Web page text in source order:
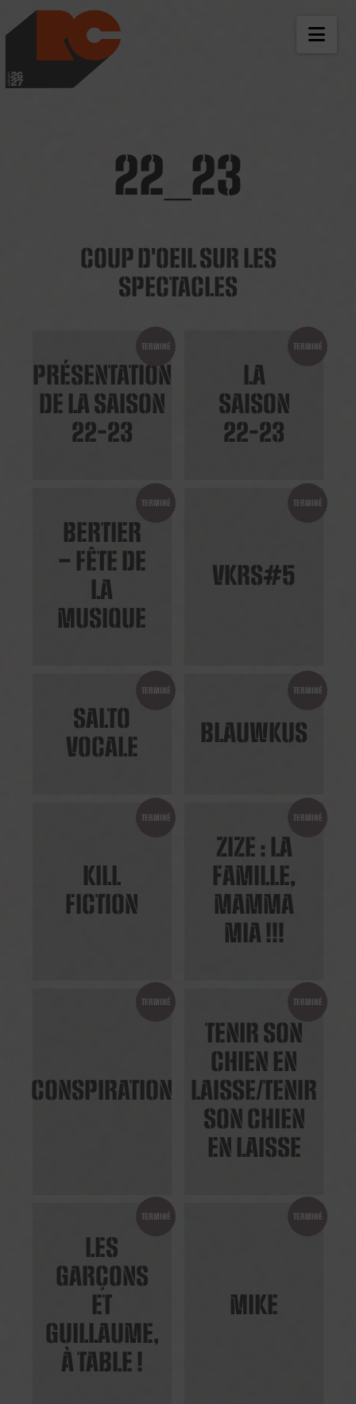
LES RICHES-
22_23
COUP D'OEIL SUR LES
SPECTACLES
PRÉSENTATION
DE LA SAISON
22-23
TERMINÉ
LA
SAISON
22-23
TERMINÉ
BERTIER
– FÊTE DE
LA
MUSIQUE
TERMINÉ
VKRS#5
TERMINÉ
SALTO
VOCALE
TERMINÉ
BLAUWKUS
TERMINÉ
KILL
FICTION
TERMINÉ
ZIZE : LA
FAMILLE,
MAMMA
MIA !!!
TERMINÉ
CONSPIRATION
TERMINÉ
TENIR SON
CHIEN EN
LAISSE/TENIR
SON CHIEN
EN LAISSE
TERMINÉ
LES
GARÇONS
ET
GUILLAUME,
À TABLE !
TERMINÉ
MIKE
TERMINÉ